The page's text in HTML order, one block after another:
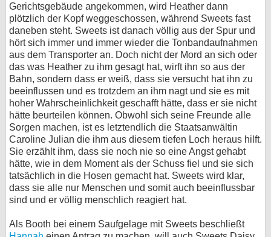
Gerichtsgebäude angekommen, wird Heather dann
plötzlich der Kopf weggeschossen, während Sweets fast
daneben steht. Sweets ist danach völlig aus der Spur und
hört sich immer und immer wieder die Tonbandaufnahmen
aus dem Transporter an. Doch nicht der Mord an sich oder
das was Heather zu ihm gesagt hat, wirft ihn so aus der
Bahn, sondern dass er weiß, dass sie versucht hat ihn zu
beeinflussen und es trotzdem an ihm nagt und sie es mit
hoher Wahrscheinlichkeit geschafft hätte, dass er sie nicht
hätte beurteilen können. Obwohl sich seine Freunde alle
Sorgen machen, ist es letztendlich die Staatsanwältin
Caroline Julian die ihm aus diesem tiefen Loch heraus hilft.
Sie erzählt ihm, dass sie noch nie so eine Angst gehabt
hätte, wie in dem Moment als der Schuss fiel und sie sich
tatsächlich in die Hosen gemacht hat. Sweets wird klar,
dass sie alle nur Menschen und somit auch beeinflussbar
sind und er völlig menschlich reagiert hat.
Als Booth bei einem Saufgelage mit Sweets beschließt